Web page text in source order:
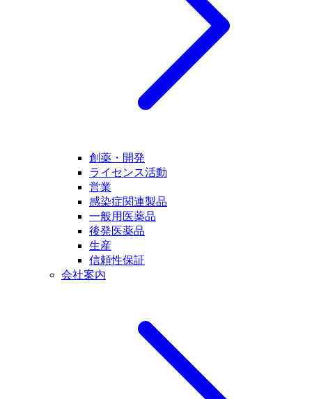
創薬・開発
ライセンス活動
営業
感染症関連製品
一般用医薬品
後発医薬品
生産
信頼性保証
会社案内